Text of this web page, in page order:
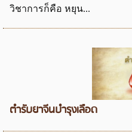
วิชาการก็คือ หยุน...
ตำรับยาจีนบำรุงเลือด